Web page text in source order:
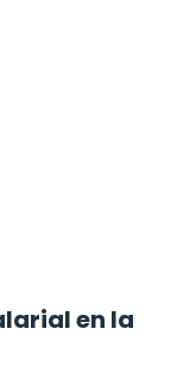
en la